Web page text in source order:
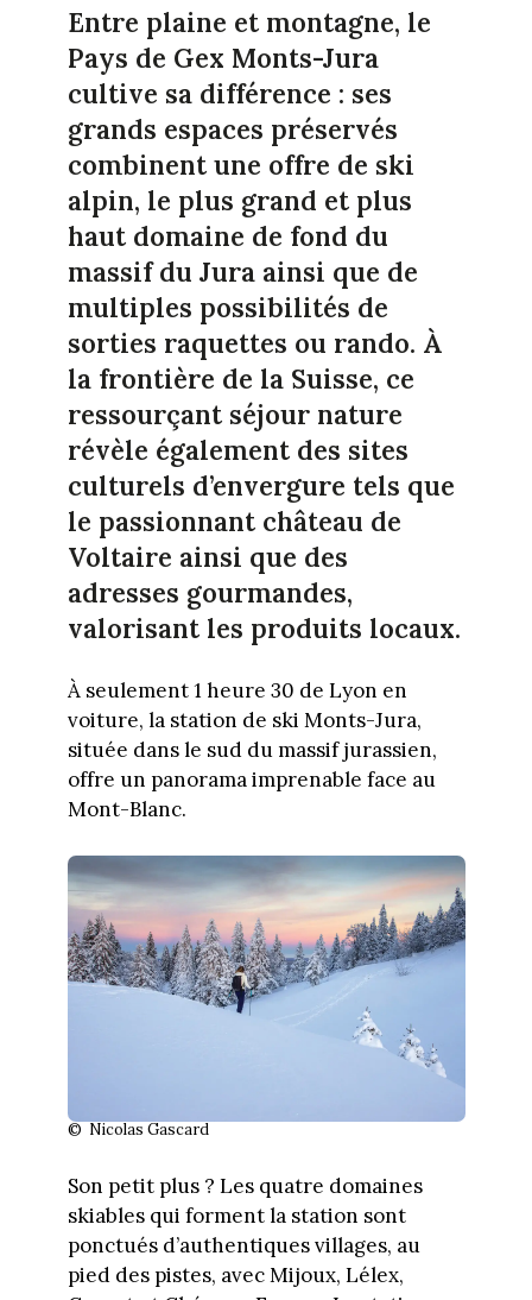
Entre plaine et montagne, le
Pays de Gex Monts-Jura
cultive sa différence : ses
grands espaces préservés
combinent une offre de ski
alpin, le plus grand et plus
haut domaine de fond du
massif du Jura ainsi que de
multiples possibilités de
sorties raquettes ou rando. À
la frontière de la Suisse, ce
ressourçant séjour nature
révèle également des sites
culturels d’envergure tels que
le passionnant château de
Voltaire ainsi que des
adresses gourmandes,
valorisant les produits locaux.
À seulement 1 heure 30 de Lyon en
voiture, la station de ski Monts-Jura,
située dans le sud du massif jurassien,
offre un panorama imprenable face au
Mont-Blanc.
© Nicolas Gascard
Son petit plus ? Les quatre domaines
skiables qui forment la station sont
ponctués d’authentiques villages, au
pied des pistes, avec Mijoux, Lélex,